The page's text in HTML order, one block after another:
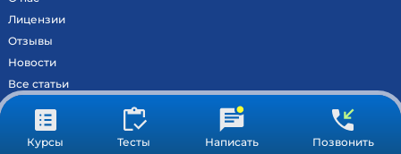
Курсы Тесты Написать Позвонить
Лицензии
Отзывы
Новости
Все статьи
Контакты
Вход на образовательный портал
Сведения